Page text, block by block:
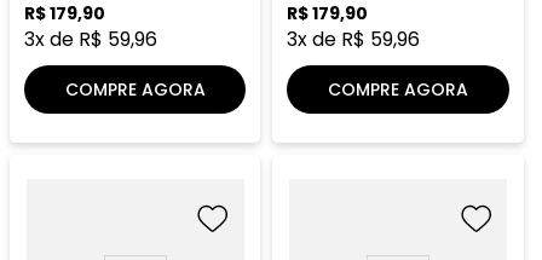
R$179,90
3x de R$ 59,96
COMPRE AGORA
R$179,90
3x de R$ 59,96
COMPRE AGORA